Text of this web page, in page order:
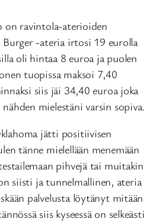
on ravintola-aterioiden
Burger -ateria irtosi 19 eurolla
oli hintaa 8 euroa ja puolen
tuopissa maksoi 7,40
siis jäi 34,40 euroa joka
mielestäni varsin sopiva.
jätti positiivisen
tänne mielellään menemään
pihvejä tai muitakin
siisti ja tunnelmallinen, ateria
palvelusta löytänyt mitään
siis kyseessä on selkeästi